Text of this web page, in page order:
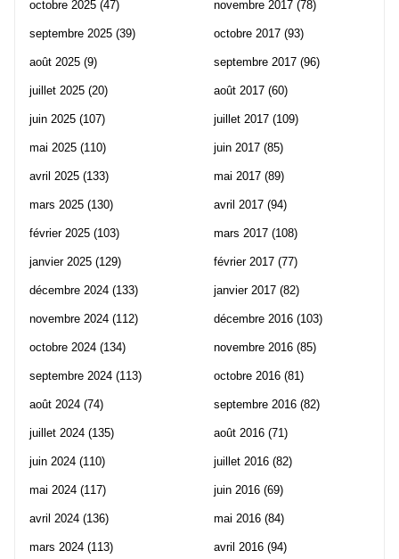
octobre 2025 (47)
septembre 2025 (39)
août 2025 (9)
juillet 2025 (20)
juin 2025 (107)
mai 2025 (110)
avril 2025 (133)
mars 2025 (130)
février 2025 (103)
janvier 2025 (129)
décembre 2024 (133)
novembre 2024 (112)
octobre 2024 (134)
septembre 2024 (113)
août 2024 (74)
juillet 2024 (135)
juin 2024 (110)
mai 2024 (117)
avril 2024 (136)
mars 2024 (113)
novembre 2017 (78)
octobre 2017 (93)
septembre 2017 (96)
août 2017 (60)
juillet 2017 (109)
juin 2017 (85)
mai 2017 (89)
avril 2017 (94)
mars 2017 (108)
février 2017 (77)
janvier 2017 (82)
décembre 2016 (103)
novembre 2016 (85)
octobre 2016 (81)
septembre 2016 (82)
août 2016 (71)
juillet 2016 (82)
juin 2016 (69)
mai 2016 (84)
avril 2016 (94)